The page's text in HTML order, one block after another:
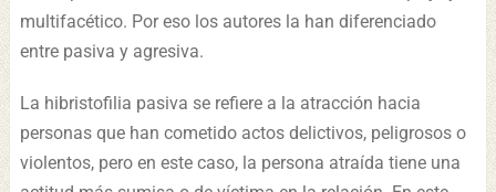
multifacético. Por eso los autores la han diferenciado
entre pasiva y agresiva.
La hibristofilia pasiva se refiere a la atracción hacia
personas que han cometido actos delictivos, peligrosos o
violentos, pero en este caso, la persona atraída tiene una